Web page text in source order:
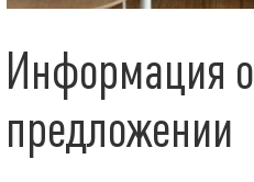
Информация о
предложении